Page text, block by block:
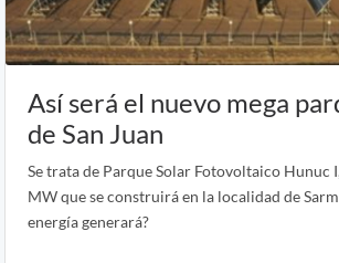
Así será el nuevo mega
de San Juan
Se trata de Parque Solar Fotovoltaico Hunuc
MW que se construirá en la localidad de
energía generará?